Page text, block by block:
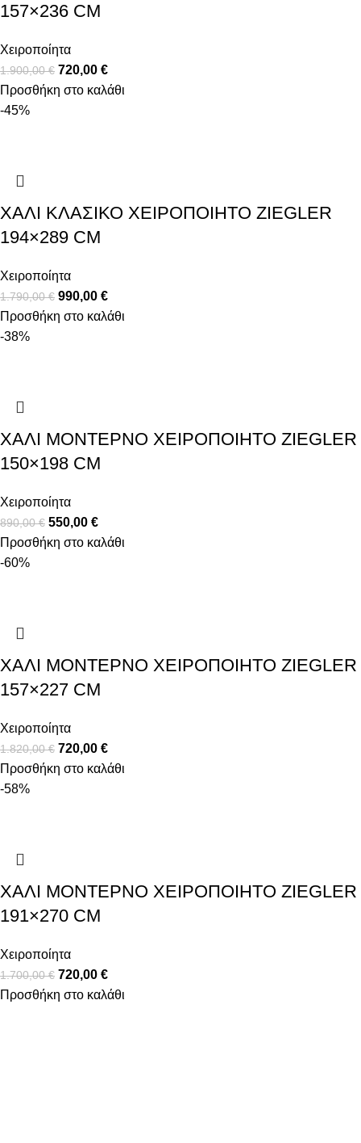
157×236 CM
Χειροποίητα
1.900,00€ 720,00 €
Προσθήκη στο καλάθι
-45%
ΧΑΛΊ ΚΛΑΣΙΚΌ ΧΕΙΡΟΠΟΊΗΤΟ ZIEGLER
194×289 CM
Χειροποίητα
1.790,00€ 990,00 €
Προσθήκη στο καλάθι
-38%
ΧΑΛΊ ΜΟΝΤΈΡΝΟ ΧΕΙΡΟΠΟΊΗΤΟ ZIEGLER
150×198 CM
Χειροποίητα
890,00€ 550,00 €
Προσθήκη στο καλάθι
-60%
ΧΑΛΊ ΜΟΝΤΈΡΝΟ ΧΕΙΡΟΠΟΊΗΤΟ ZIEGLER
157×227 CM
Χειροποίητα
1.820,00€ 720,00 €
Προσθήκη στο καλάθι
-58%
ΧΑΛΊ ΜΟΝΤΈΡΝΟ ΧΕΙΡΟΠΟΊΗΤΟ ZIEGLER
191×270 CM
Χειροποίητα
1.700,00€ 720,00 €
Προσθήκη στο καλάθι